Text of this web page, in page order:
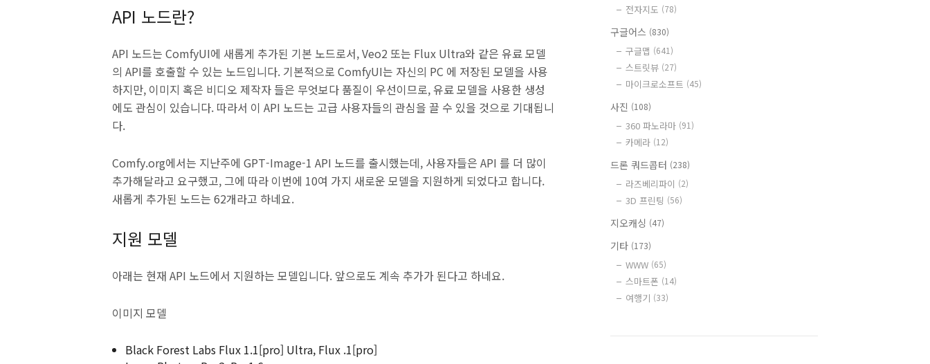
API 노드란?
API 노드는 ComfyUI에 새롭게 추가된 기본 노드로서, Veo2 또는 Flux Ultra와 같은 유료 모델
의 API를 호출할 수 있는 노드입니다. 기본적으로 ComfyUI는 자신의 PC 에 저장된 모델을 사용
하지만, 이미지 혹은 비디오 제작자 들은 무엇보다 품질이 우선이므로, 유료 모델을 사용한 생성
에도 관심이 있습니다. 따라서 이 API 노드는 고급 사용자들의 관심을 끌 수 있을 것으로 기대됩니
다.
Comfy.org에서는 지난주에 GPT-Image-1 API 노드를 출시했는데, 사용자들은 API 를 더 많이
추가해달라고 요구했고, 그에 따라 이번에 10여 가지 새로운 모델을 지원하게 되었다고 합니다.
새롭게 추가된 노드는 62개라고 하네요.
지원 모델
아래는 현재 API 노드에서 지원하는 모델입니다. 앞으로도 계속 추가가 된다고 하네요.
이미지 모델
Black Forest Labs Flux 1.1[pro] Ultra, Flux .1[pro]
전자지도 (78)
구글어스 (830)
구글맵 (641)
스트릿뷰 (27)
마이크로소프트 (45)
사진 (108)
360 파노라마 (91)
카메라 (12)
드론 쿼드콥터 (238)
라즈베리파이 (2)
3D 프린팅 (56)
지오캐싱 (47)
기타 (173)
WWW (65)
스마트폰 (14)
여행기 (33)